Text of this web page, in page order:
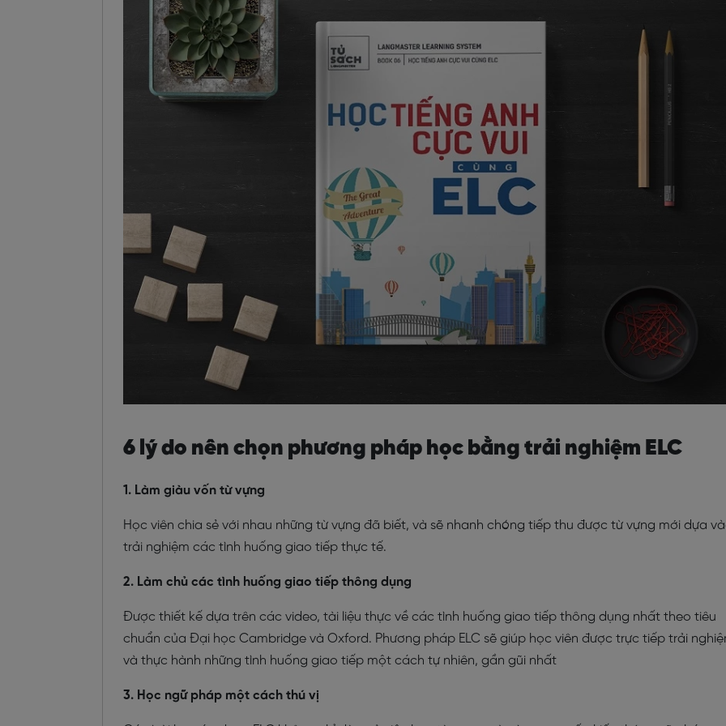
6 lý do nên chọn phương pháp học bằng trải nghiệm ELC
1. Làm giàu vốn từ vựng
Học viên chia sẻ với nhau những từ vựng đã biết, và sẽ nhanh chóng tiếp thu được từ vựng mới dựa
trải nghiệm các tình huống giao tiếp thực tế.
2. Làm chủ các tình huống giao tiếp thông dụng
Được thiết kế dựa trên các video, tài liệu thực về các tình huống giao tiếp thông dụng nhất theo tiêu
chuẩn của Đại học Cambridge và Oxford. Phương pháp ELC sẽ giúp học viên được trực tiếp trải
và thực hành những tình huống giao tiếp một cách tự nhiên, gần gũi nhất
3. Học ngữ pháp một cách thú vị